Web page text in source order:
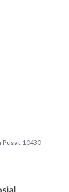
Pusat 10430